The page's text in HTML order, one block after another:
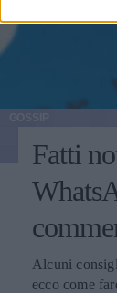
Fatti
Alcuni
ecco come